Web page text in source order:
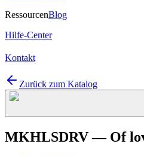
RessourcenBlog
Hilfe-Center
Kontakt
Zurück zum Katalog
MKHLSDRV — Of